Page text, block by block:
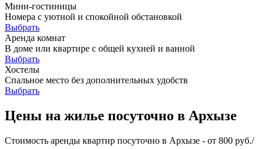
Мини-гостиницы
Номера с уютной и спокойной обстановкой
Выбрать
Аренда комнат
В доме или квартире с общей кухней и ванной
Выбрать
Хостелы
Спальное место без дополнительных удобств
Выбрать
Цены на жилье посуточно в Архызе
Стоимость аренды квартир посуточно в Архызе - от 800 руб./